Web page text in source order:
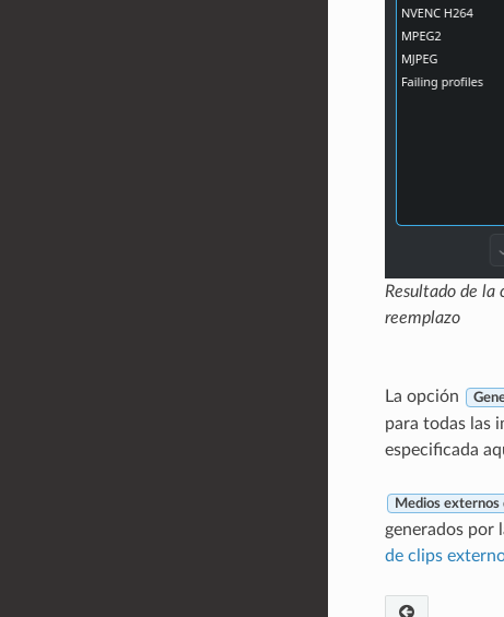
Resultado de la
reemplazo
La opción
para todas las
especificada
Medios externos
generados por
de clips